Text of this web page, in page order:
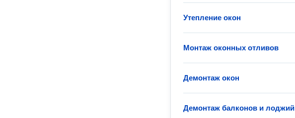
Утепление окон
Монтаж оконных отливов
Демонтаж окон
Демонтаж балконов и лоджий